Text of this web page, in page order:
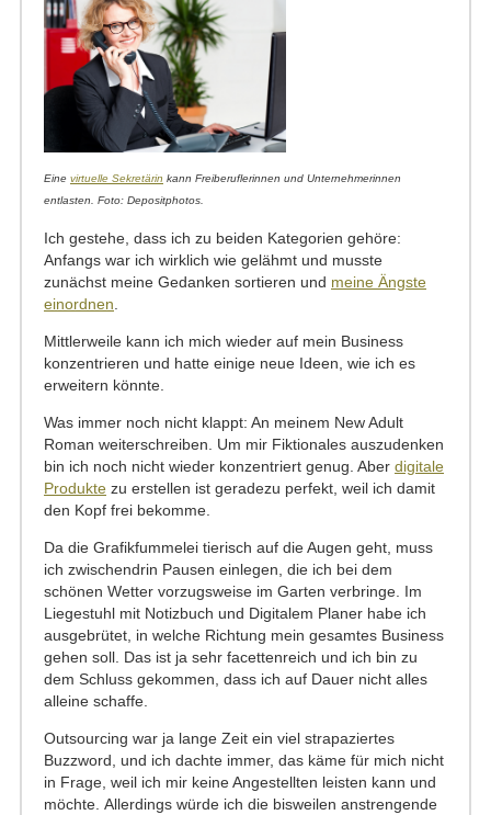
Eine virtuelle Sekretärin kann Freiberuflerinnen und Unternehmerinnen
entlasten. Foto: Depositphotos.
Ich gestehe, dass ich zu beiden Kategorien gehöre:
Anfangs war ich wirklich wie gelähmt und musste
zunächst meine Gedanken sortieren und meine Ängste
einordnen
Mittlerweile kann ich mich wieder auf mein Business
konzentrieren und hatte einige neue Ideen, wie ich es
erweitern könnte.
Was immer noch nicht klappt: An meinem New Adult
Roman weiterschreiben. Um mir Fiktionales auszudenken
bin ich noch nicht wieder konzentriert genug. Aber digitale
Produkte zu erstellen ist geradezu perfekt, weil ich damit
den Kopf frei bekomme.
Da die Grafikfummelei tierisch auf die Augen geht, muss
ich zwischendrin Pausen einlegen, die ich bei dem
schönen Wetter vorzugsweise im Garten verbringe. Im
Liegestuhl mit Notizbuch und Digitalem Planer habe ich
ausgebrütet, in welche Richtung mein gesamtes Business
gehen soll. Das ist ja sehr facettenreich und ich bin zu
dem Schluss gekommen, dass ich auf Dauer nicht alles
alleine schaffe.
Outsourcing war ja lange Zeit ein viel strapaziertes
Buzzword, und ich dachte immer, das käme für mich nicht
in Frage, weil ich mir keine Angestellten leisten kann und
möchte. Allerdings würde ich die bisweilen anstrengende